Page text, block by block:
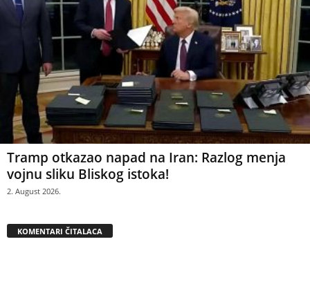
Tramp otkazao napad na Iran: Razlog menja
vojnu sliku Bliskog istoka!
2. August 2026.
KOMENTARI ČITALACA